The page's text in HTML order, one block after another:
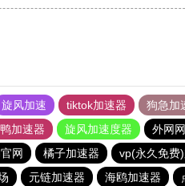
旋风加速 tiktok加速器 狗急加
加速器 旋风加速度器 外网
网 橘子加速器 vp(永久免费
元链加速器 海鸥加速器